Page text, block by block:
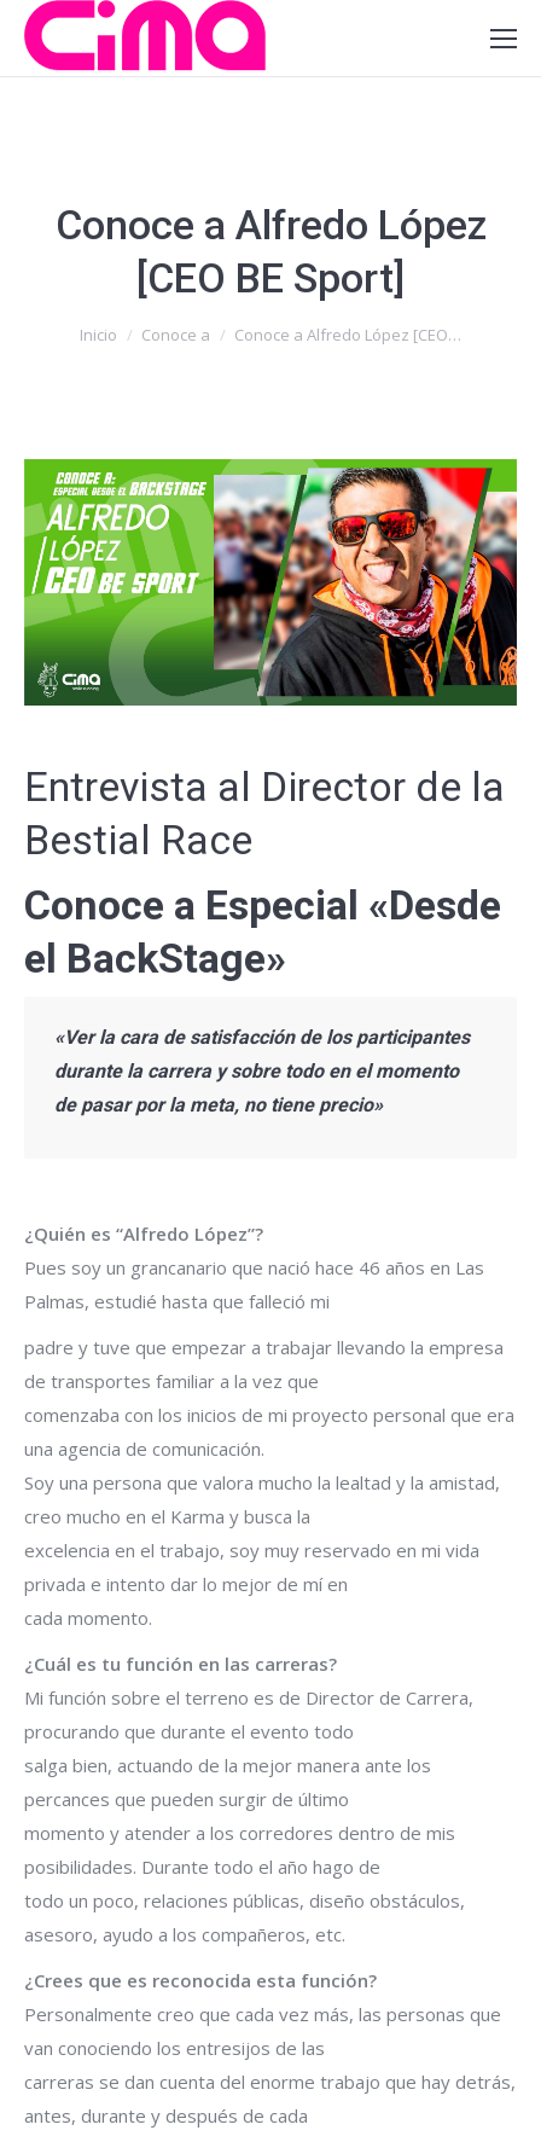
Conoce a Alfredo López
[CEO BE Sport]
Estás aquí:
Inicio Conoce a Conoce a Alfredo López [CEO…
Entrevista al Director de la
Bestial Race
Conoce a Especial «Desde
el BackStage»
«Ver la cara de satisfacción de los participantes
durante la carrera y sobre todo en el momento
de pasar por la meta, no tiene precio»
¿Quién es “Alfredo López”?
Pues soy un grancanario que nació hace 46 años en Las
Palmas, estudié hasta que falleció mi
padre y tuve que empezar a trabajar llevando la empresa
de transportes familiar a la vez que
comenzaba con los inicios de mi proyecto personal que era
una agencia de comunicación.
Soy una persona que valora mucho la lealtad y la amistad,
creo mucho en el Karma y busca la
excelencia en el trabajo, soy muy reservado en mi vida
privada e intento dar lo mejor de mí en
cada momento.
¿Cuál es tu función en las carreras?
Mi función sobre el terreno es de Director de Carrera,
procurando que durante el evento todo
salga bien, actuando de la mejor manera ante los
percances que pueden surgir de último
momento y atender a los corredores dentro de mis
posibilidades. Durante todo el año hago de
todo un poco, relaciones públicas, diseño obstáculos,
asesoro, ayudo a los compañeros, etc.
¿Crees que es reconocida esta función?
Personalmente creo que cada vez más, las personas que
van conociendo los entresijos de las
carreras se dan cuenta del enorme trabajo que hay detrás,
antes, durante y después de cada